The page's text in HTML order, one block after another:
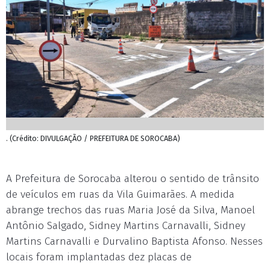
. (Crédito: DIVULGAÇÃO / PREFEITURA DE SOROCABA)
A Prefeitura de Sorocaba alterou o sentido de trânsito
de veículos em ruas da Vila Guimarães. A medida
abrange trechos das ruas Maria José da Silva, Manoel
Antônio Salgado, Sidney Martins Carnavalli, Sidney
Martins Carnavalli e Durvalino Baptista Afonso. Nesses
locais foram implantadas dez placas de